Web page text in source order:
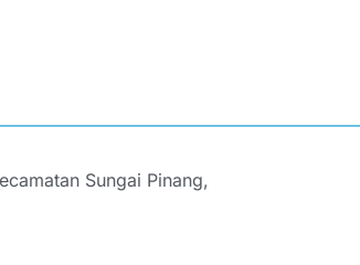
Sungai Pinang,